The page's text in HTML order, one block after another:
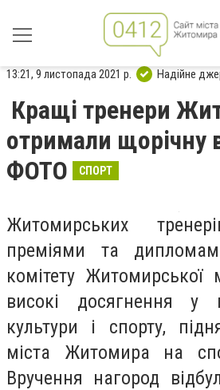
13:21, 9 листопада 2021 р. Надійне
Кращі тренери
отримали щорічну
ФОТО
СПОРТ
Житомирських
преміями та
комітету Житомирської
високі досягнення у
культури і спорту,
міста Житомира на
Вручення нагород